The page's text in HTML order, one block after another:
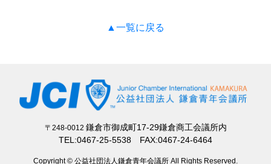
▲一覧に戻る
〒248-0012 鎌倉市御成町17-29鎌倉商工会議所内
TEL:0467-25-5538 FAX:0467-24-6464
Copyright © 公益社団法人鎌倉青年会議所 All Rights Reserved.